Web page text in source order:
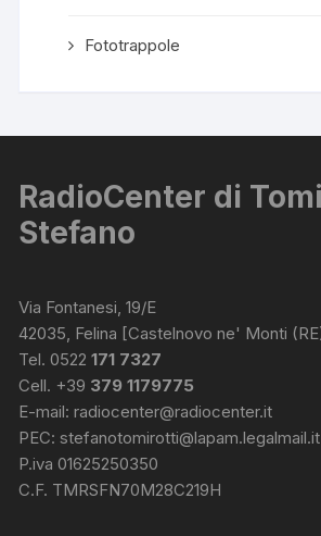
Fototrappole
RadioCenter di
Stefano
Via Fontanesi, 19/E
42035, Felina [Castelnovo ne' Monti
Tel. 0522171 7327
Cell. +39 379 1179775
E-mail:radiocenter@radiocenter.it
PEC:stefanotomirotti@lapam.legalmail.it
P.iva 01625250350
C.F. TMRSFN70M28C219H